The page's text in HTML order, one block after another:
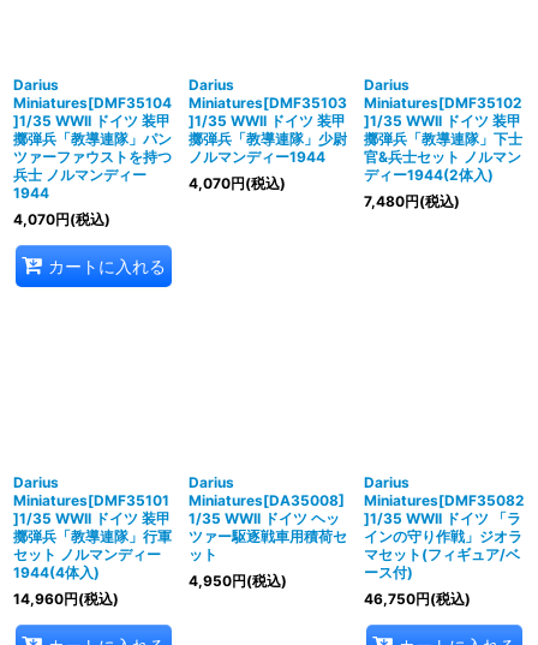
Darius
Miniatures[DMF35104
]1/35 WWII ドイツ 装甲
擲弾兵「教導連隊」パン
ツァーファウストを持つ
兵士 ノルマンディー
1944
4,070円(税込)
カートに入れる
Darius
Miniatures[DMF35103
]1/35 WWII ドイツ 装甲
擲弾兵「教導連隊」少尉
ノルマンディー1944
4,070円(税込)
Darius
Miniatures[DMF35102
]1/35 WWII ドイツ 装甲
擲弾兵「教導連隊」下士
官&兵士セット ノルマン
ディー1944(2体入)
7,480円(税込)
Darius
Miniatures[DMF35101
]1/35 WWII ドイツ 装甲
擲弾兵「教導連隊」行軍
セット ノルマンディー
1944(4体入)
14,960円(税込)
Darius
Miniatures[DA35008]
1/35 WWII ドイツ ヘッ
ツァー駆逐戦車用積荷セ
ット
4,950円(税込)
Darius
Miniatures[DMF35082
]1/35 WWII ドイツ 「ラ
インの守り作戦」ジオラ
マセット(フィギュア/ベ
ース付)
46,750円(税込)